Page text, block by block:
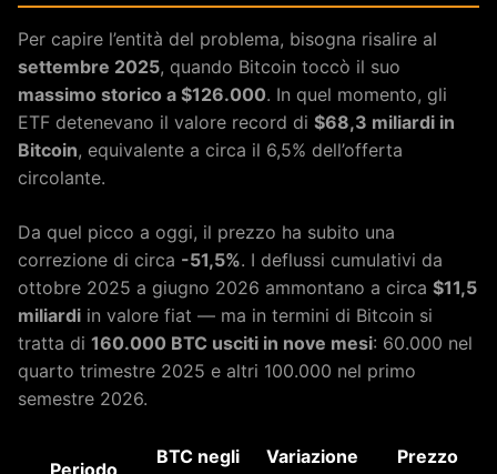
Per capire l’entità del problema, bisogna risalire al
settembre 2025, quando Bitcoin toccò il suo
massimo storico a $126.000. In quel momento, gli
ETF detenevano il valore record di $68,3 miliardi in
Bitcoin, equivalente a circa il 6,5% dell’offerta
circolante.
Da quel picco a oggi, il prezzo ha subito una
correzione di circa -51,5%. I deflussi cumulativi da
ottobre 2025 a giugno 2026 ammontano a circa $11,5
miliardi in valore fiat — ma in termini di Bitcoin si
tratta di 160.000 BTC usciti in nove mesi: 60.000 nel
quarto trimestre 2025 e altri 100.000 nel primo
semestre 2026.
Periodo
BTC negli
Variazione
Prezzo